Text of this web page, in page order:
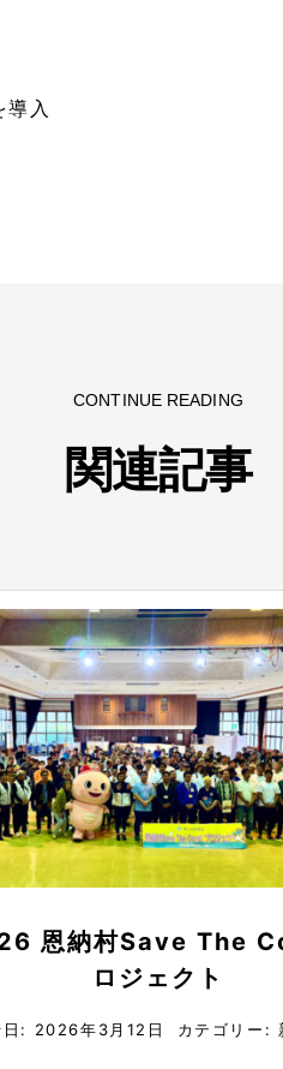
入
CONTINUE READING
関連記事
恩納村Save The
ロジェクト
日: 2026年3月12日 カテゴリー: